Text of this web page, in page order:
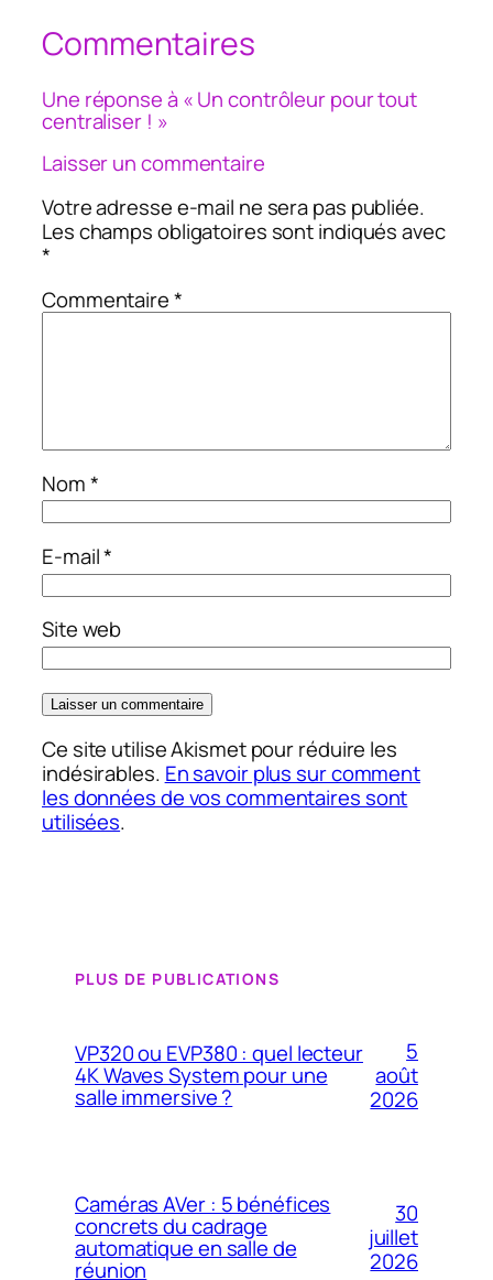
Commentaires
Une réponse à « Un contrôleur pour tout
centraliser ! »
Laisser un commentaire
Votre adresse e-mail ne sera pas publiée.
Les champs obligatoires sont indiqués avec
*
Commentaire*
Nom*
E-mail*
Site web
Ce site utilise Akismet pour réduire les
indésirables. En savoir plus sur comment
les données de vos commentaires sont
utilisées.
PLUS DE PUBLICATIONS
VP320 ou EVP380 : quel lecteur
4K Waves System pour une
salle immersive ?
5
août
2026
Caméras AVer : 5 bénéfices
concrets du cadrage
automatique en salle de
réunion
30
juillet
2026